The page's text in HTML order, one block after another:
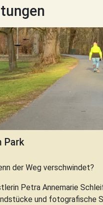
Park
der Weg verschwindet?
Petra Annemarie
und fotografische